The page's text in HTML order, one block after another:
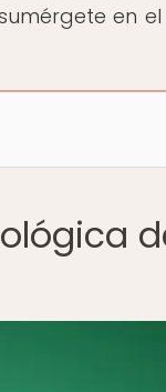
en